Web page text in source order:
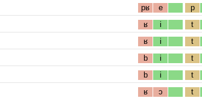
pʁ e p
ʁ i t
ʁ i t
b i t
b i t
ʁ ɔ t